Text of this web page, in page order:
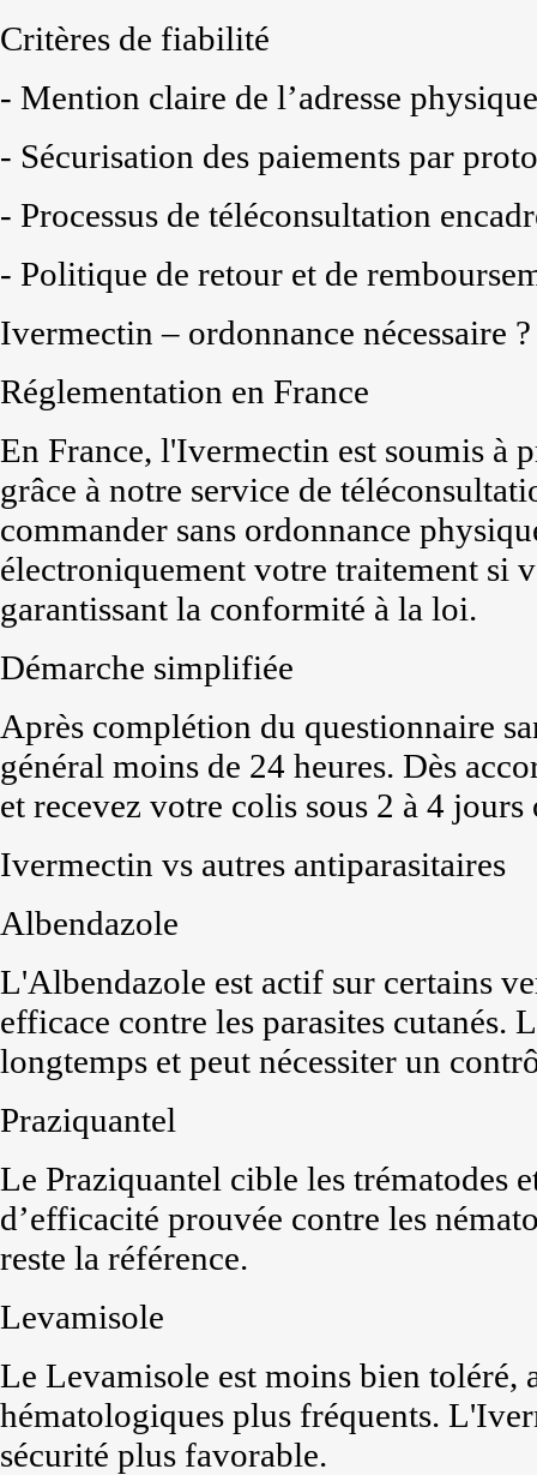
Critères de fiabilité
- Mention claire de l’adresse
- Sécurisation des paiements par
- Processus de téléconsultation
- Politique de retour et de
Ivermectin – ordonnance nécessaire ?
Réglementation en France
En France, l'Ivermectin est soumis à
grâce à notre service de
commander sans ordonnance
électroniquement votre traitement si
garantissant la conformité à la loi.
Démarche simplifiée
Après complétion du questionnaire
général moins de 24 heures. Dès
et recevez votre colis sous 2 à 4 jours
Ivermectin vs autres antiparasitaires
Albendazole
L'Albendazole est actif sur certains
efficace contre les parasites cutanés.
longtemps et peut nécessiter un
Praziquantel
Le Praziquantel cible les trématodes
d’efficacité prouvée contre les
reste la référence.
Levamisole
Le Levamisole est moins bien toléré,
hématologiques plus fréquents.
sécurité plus favorable.